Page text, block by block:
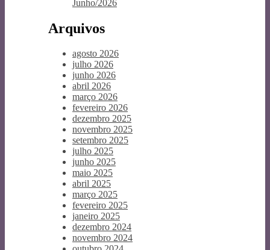
Junho/2026
Arquivos
agosto 2026
julho 2026
junho 2026
abril 2026
março 2026
fevereiro 2026
dezembro 2025
novembro 2025
setembro 2025
julho 2025
junho 2025
maio 2025
abril 2025
março 2025
fevereiro 2025
janeiro 2025
dezembro 2024
novembro 2024